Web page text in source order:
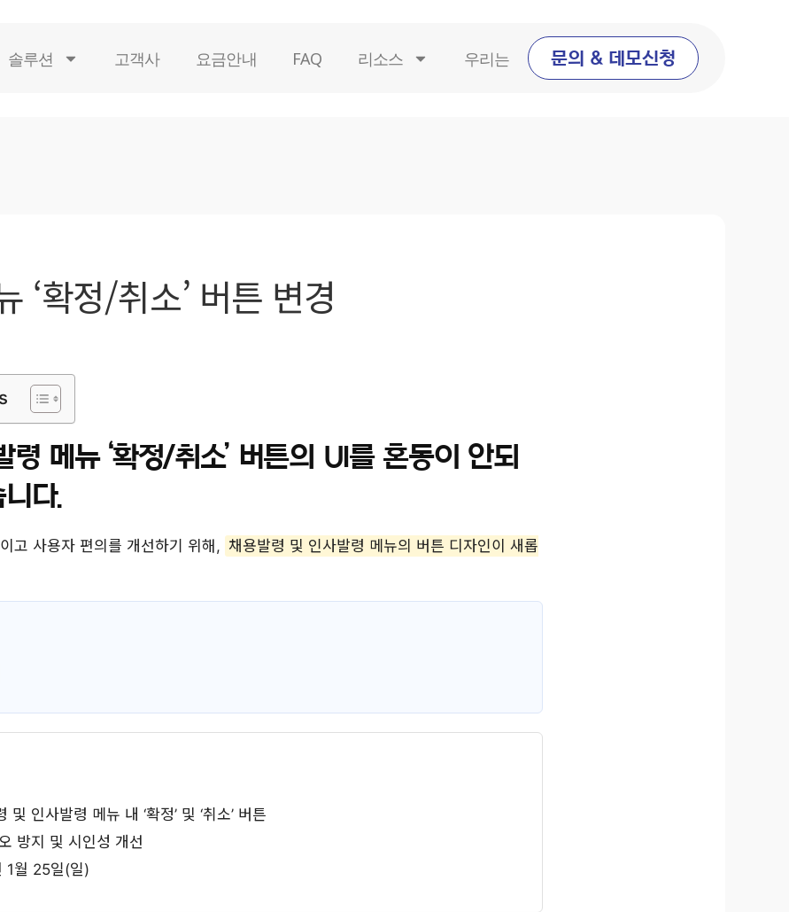
솔루션 고객사 요금안내 FAQ 리소스 우리는 문의 & 데모신청
메뉴 ‘확정/취소’ 버튼의 UI를 혼동이 안되
다.
고 사용자 편의를 개선하기 위해, 채용발령 및 인사발령 메뉴의 버튼 디자인이 새롭
및 인사발령 메뉴 내 ‘확정’ 및 ‘취소’ 버튼
방지 및 시인성 개선
1월 25일(일)
‘확정/취소’ 버튼 변경